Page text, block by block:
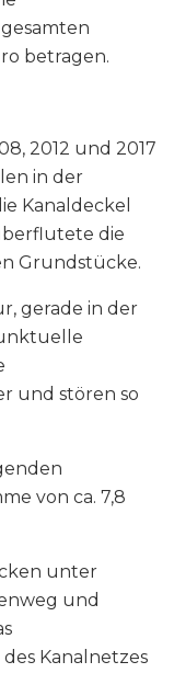
betragen.
2012 und 2017
in der
Kanaldeckel
die
Grundstücke.
gerade in der
und stören so
von ca. 7,8
unter
und
Kanalnetzes